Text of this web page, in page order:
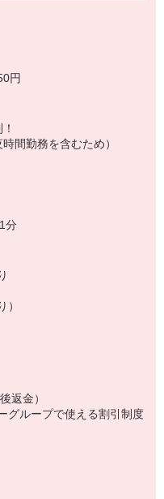
入社したクルーの研修など
受け渡しはほとんどありま
が初めての方でも大丈夫！
れるので安心してくださ
円
間勤務を含むため）
分
返金）
グループで使える割引制度